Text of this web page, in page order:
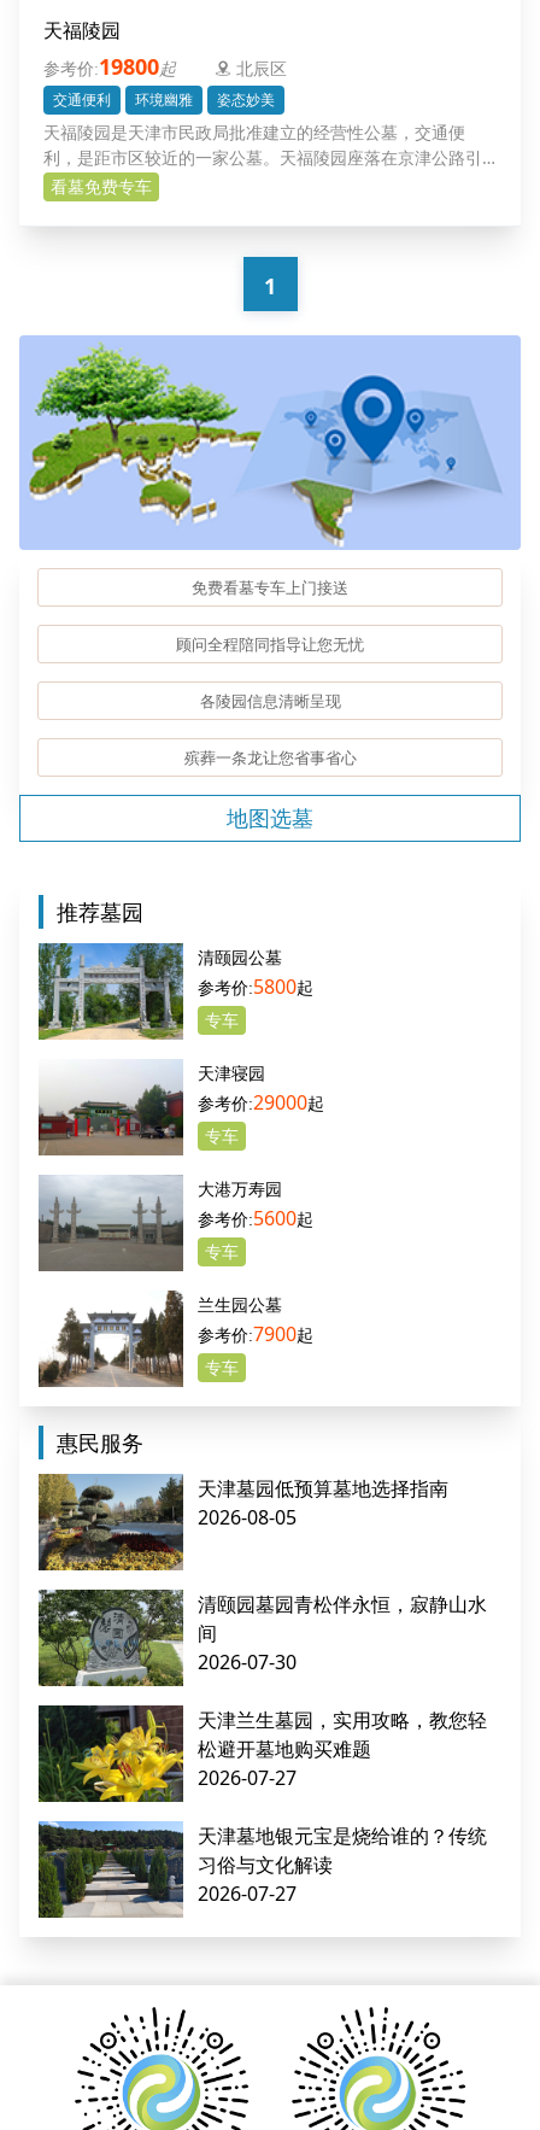
天福陵园
19800起 北辰区
交通便利 环境幽雅 姿态妙美
天福陵园是天津市民政局批准建立的经营性公墓，交通便
利，是距市区较近的一家公墓。天福陵园座落在京津公路引
河桥北5公里处，仅临京津公路，交通便利，天福陵园土地资
源充足，地势高、土质净、环境幽雅，是一座集历
看墓免费专车
1
免费看墓专车上门接送
顾问全程陪同指导让您无忧
各陵园信息清晰呈现
殡葬一条龙让您省事省心
地图选墓
推荐墓园
清颐园公墓
5800起
专车
天津寝园
29000起
专车
大港万寿园
5600起
专车
兰生园公墓
7900起
专车
惠民服务
天津墓园低预算墓地选择指南
2026-08-05
清颐园墓园青松伴永恒，寂静山水
间
2026-07-30
天津兰生墓园，实用攻略，教您轻
松避开墓地购买难题
2026-07-27
天津墓地银元宝是烧给谁的？传统
习俗与文化解读
2026-07-27